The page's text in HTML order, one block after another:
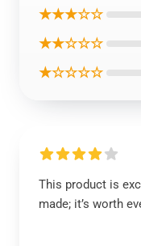
★★★☆☆
★★☆☆☆
★☆☆☆☆
This product is
made; it’s worth